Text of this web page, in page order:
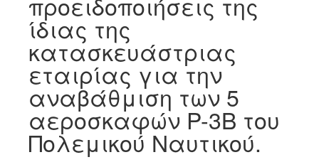
ίδιας της
κατασκευάστριας
εταιρίας για την
αναβάθμιση των 5
αεροσκαφών P-3B του
Πολεμικού Ναυτικού.